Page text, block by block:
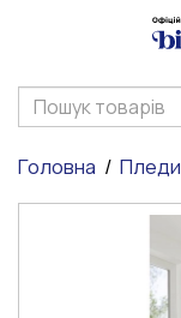
Головна Пледи